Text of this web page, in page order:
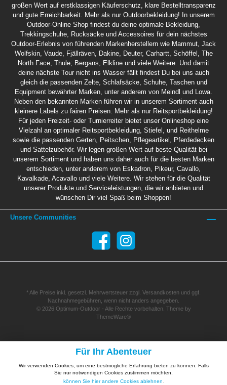
großen Wert auf erstklassigen Käuferschutz, klare Bestelltransparenz
und gute Erreichbarkeit. Mehr als nur Outdoorbekleidung! In unserem
Outdoor-Online Shop findest du deine optimale Bekleidung,
Trekkingschuhe, Rucksäcke und Accessoires für dein nächstes
Outdoor-Erlebnis von führenden Markenherstellern wie Mammut, Jack
Wolfskin, Vaude, Fjällräven, Dakine, Deuter, Carhartt, Schöffel, The
North Face, Thule; Bergans, Elkline und viele Weitere. Und damit
deine nächste Tour nicht ins Wasser fällt findest Du bei uns auch
gleich die passenden Zelte, Schlafsäcke, Schuhe, Taschen und
Equipment bewährter Marken, unter anderem von Meindl und Lowa.
Neben den bekannten Marken führen wir in unserem Sortiment auch
kleinere Labels zu fairen Preisen. Mehr als nur Reitsportbekleidung!
Für jeden Freizeit- oder Turnierreiter bietet unser Onlineshop eine
Vielzahl an optimaler Reitsportbekleidung, Stiefel, und Reithelme
sowie die passenden Gerten, Peitschen, Pflegeartikel, Pferdedecken
und Sattelzubehör. Wir legen großen Wert auf beste Qualität bei
unserem Sortiment und haben uns daher auch für die besten Marken
entschieden, unter anderem von Eskadron, Pikeur, Cavallo,
Kavalkade, Acavallo und viele Weitere. Wir stehen für die Qualität
unserer Produkte und Serviceleistungen, die wir anbieten und
wünschen Dir viel Spaß beim Shoppen!
Unsere Communities
* Alle Preise inkl. gesetzl. Mehrwertsteuer zzgl. Versandkosten und ggf.
Nachnahmegebühren, wenn nicht anders angegeben.
© 2026 Optimum-Outdoor - Alle Rechte vorbehalten. Theme by
ThemeWare®
Für Ihr Abenteuer
Wir verwenden Cookies, um eine bestmögliche Erfahrung bieten zu können. Falls
Sie nur notwendigen Cookies zustimmen möchten,
können Sie hier andere Cookies ablehnen